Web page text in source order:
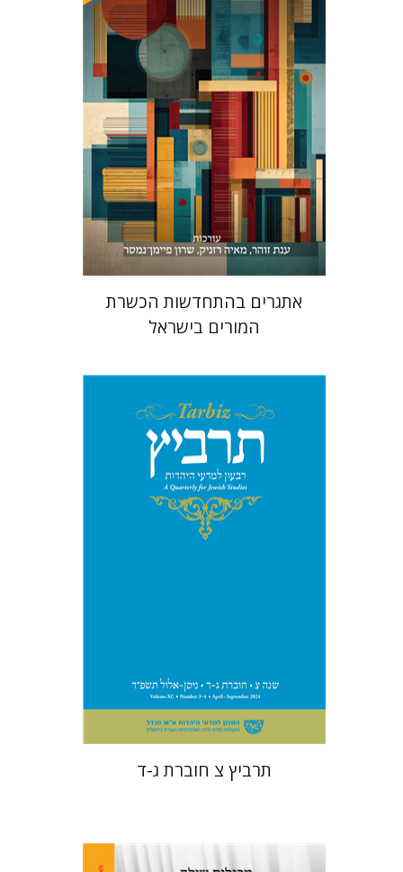
מאיה רזניק שרון פיימן-נמסר
ענת
זוהר
הנחת אתר ספר מודפס
$53
$48
אתגרים בהתחדשות הכשרת
המורים בישראל
יהונתן גארב מיכאל סיגל
$63
$57
תרביץ צ חוברת ג-ד